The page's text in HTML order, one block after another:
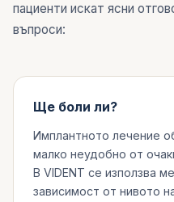
пациенти искат ясни
въпроси:
Ще боли ли?
Имплантното лечение
малко неудобно от
В VIDENT се използва
зависимост от нивото